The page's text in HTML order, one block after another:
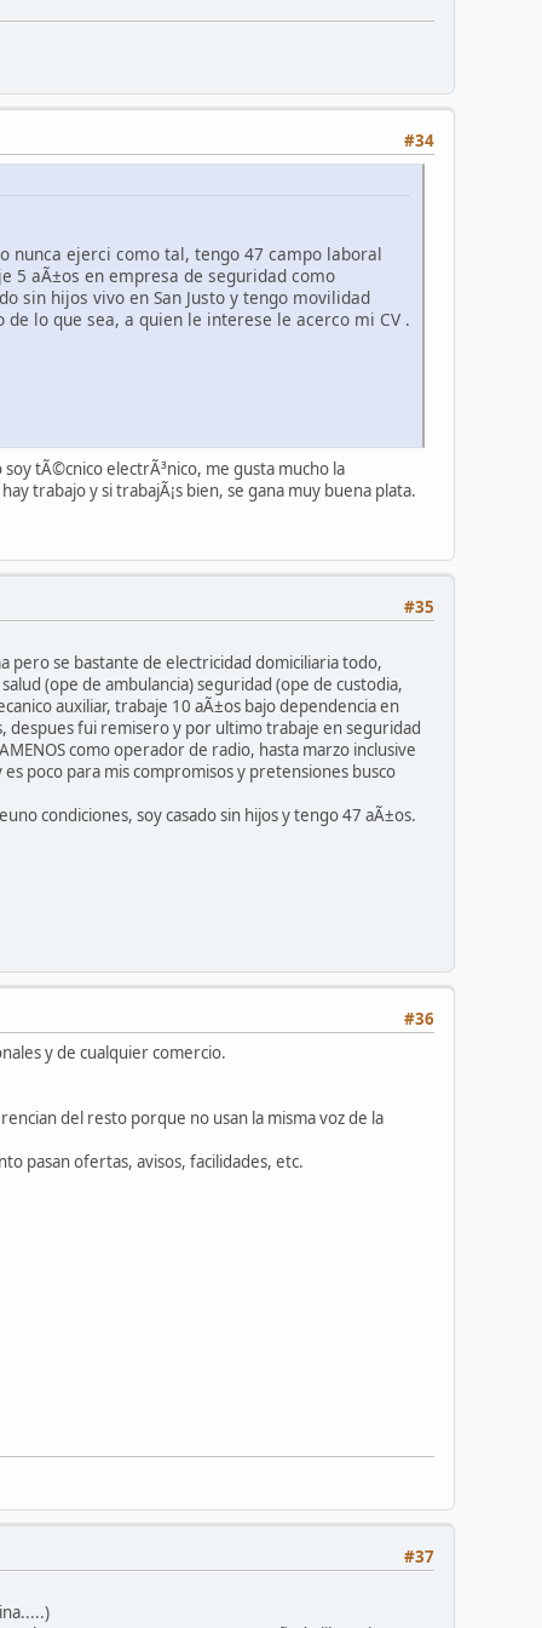
#34
nunca ejerci como tal, tengo 47 campo laboral
5 aÃ±os en empresa de seguridad como
sin hijos vivo en San Justo y tengo movilidad
lo que sea, a quien le interese le acerco mi CV .
tÃ©cnico electrÃ³nico, me gusta mucho la
trabajo y si trabajÃ¡s bien, se gana muy buena plata.
#35
pero se bastante de electricidad domiciliaria todo,
(ope de ambulancia) seguridad (ope de custodia,
auxiliar, trabaje 10 aÃ±os bajo dependencia en
despues fui remisero y por ultimo trabaje en seguridad
como operador de radio, hasta marzo inclusive
poco para mis compromisos y pretensiones busco
condiciones, soy casado sin hijos y tengo 47 aÃ±os.
#36
y de cualquier comercio.
del resto porque no usan la misma voz de la
pasan ofertas, avisos, facilidades, etc.
#37